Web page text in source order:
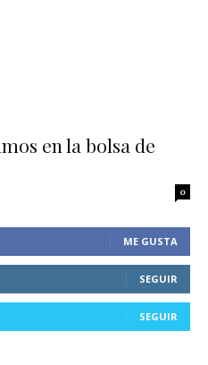
en la bolsa de
0
ME GUSTA
SEGUIR
SEGUIR